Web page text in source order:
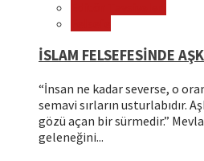
İSLAM FELSEFESİNDE
“İnsan ne kadar severse, o
semavi sırların usturlabıdır.
gözü açan bir sürmedir.”
geleneğini...